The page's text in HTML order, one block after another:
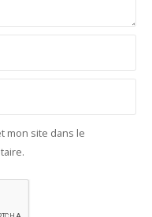
mon site dans le